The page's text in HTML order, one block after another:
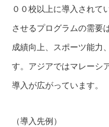
００校以上に導入されて
させるプログラムの需要
成績向上、スポーツ能力
す。アジアではマレーシ
導入が広がっています。
（導入先例）